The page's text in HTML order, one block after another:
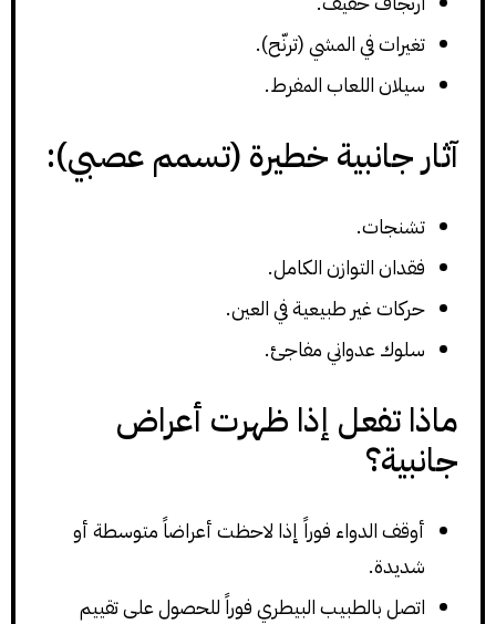
تغيرات في المشي (ترنّح).
سيلان اللعاب المفرط.
آثار جانبية خطيرة (تسمم عصبي):
تشنجات.
فقدان التوازن الكامل.
حركات غير طبيعية في العين.
سلوك عدواني مفاجئ.
ماذا تفعل إذا ظهرت أعراض
جانبية؟
أوقف الدواء فوراً إذا لاحظت أعراضاً متوسطة أو
شديدة.
اتصل بالطبيب البيطري فوراً للحصول على تقييم